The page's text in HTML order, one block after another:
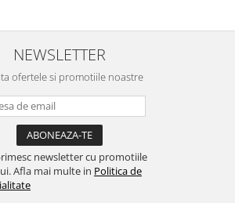
NEWSLETTER
ofertele si promotiile noastre
newsletter cu promotiile
Afla mai multe in Politica de